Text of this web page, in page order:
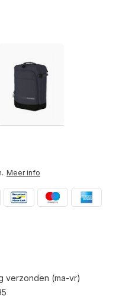
Meer info
verzonden (ma-vr)